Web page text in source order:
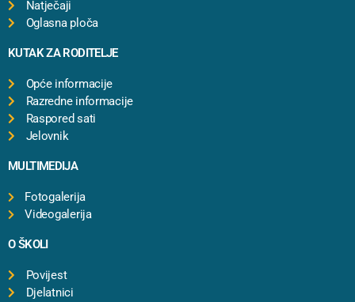
Natječaji
Oglasna ploča
KUTAK ZA RODITELJE
Opće informacije
Razredne informacije
Raspored sati
Jelovnik
MULTIMEDIJA
Fotogalerija
Videogalerija
O ŠKOLI
Povijest
Djelatnici